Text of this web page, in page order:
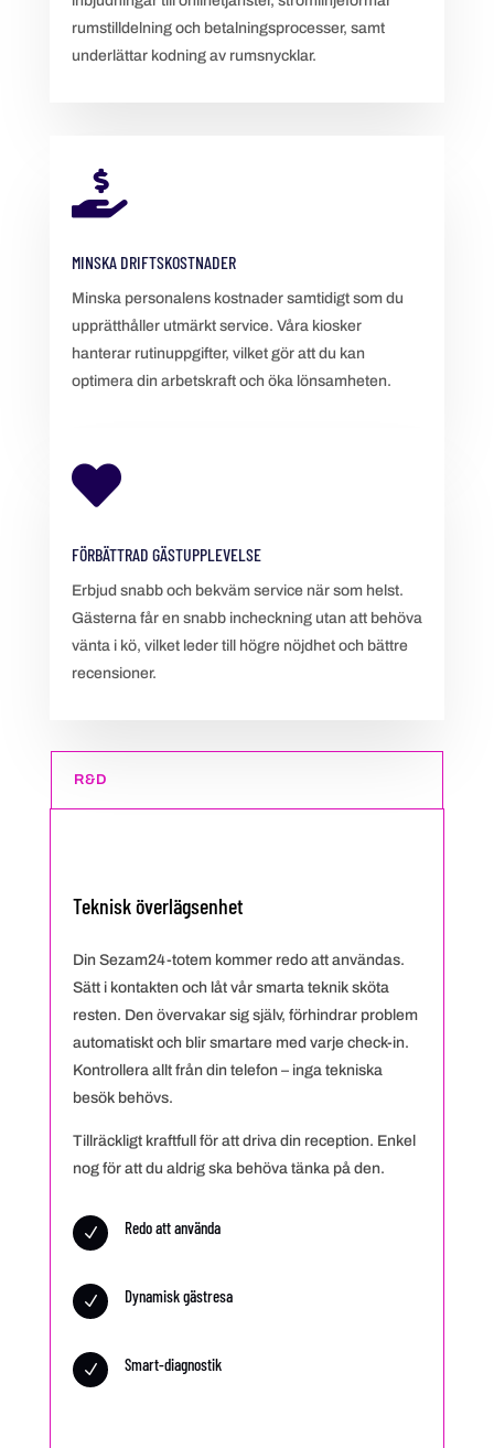
rumstilldelning och betalningsprocesser, samt
underlättar kodning av rumsnycklar.

MINSKA DRIFTSKOSTNADER
Minska personalens kostnader samtidigt som du
upprätthåller utmärkt service. Våra kiosker
hanterar rutinuppgifter, vilket gör att du kan
optimera din arbetskraft och öka lönsamheten.

FÖRBÄTTRAD GÄSTUPPLEVELSE
Erbjud snabb och bekväm service när som helst.
Gästerna får en snabb incheckning utan att behöva
vänta i kö, vilket leder till högre nöjdhet och bättre
recensioner.
R&D
Teknisk överlägsenhet
Din Sezam24-totem kommer redo att användas.
Sätt i kontakten och låt vår smarta teknik sköta
resten. Den övervakar sig själv, förhindrar problem
automatiskt och blir smartare med varje check-in.
Kontrollera allt från din telefon – inga tekniska
besök behövs.
Tillräckligt kraftfull för att driva din reception. Enkel
nog för att du aldrig ska behöva tänka på den.
N Redo att använda
N Dynamisk gästresa
N Smart-diagnostik